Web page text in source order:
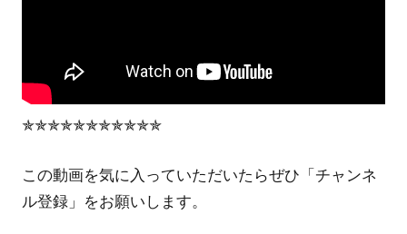
✯✯✯✯✯✯✯✯✯✯✯
この動画を気に入っていただいたらぜひ「チャンネ
ル登録」をお願いします。